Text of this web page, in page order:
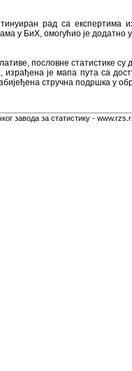
рад са
у БиХ, омогућио је додатно
пословне статистике
израђена је мапа пута са
стручна подршка у
завода за статистику -